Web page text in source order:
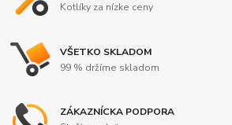
Kotlíky za nízke ceny
VŠETKO SKLADOM
99 % držíme skladom
ZÁKAZNÍCKA PODPORA